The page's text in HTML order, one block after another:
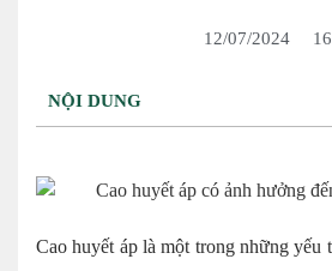
12/07/2024
NỘI DUNG
Cao huyết áp là một trong những yếu